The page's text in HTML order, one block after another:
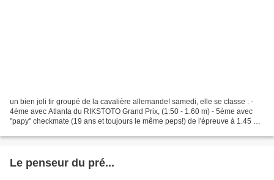
un bien joli tir groupé de la cavalière allemande! samedi, elle se classe : -
4ème avec Atlanta du RIKSTOTO Grand Prix, (1.50 - 1.60 m) - 5ème avec
"papy" checkmate (19 ans et toujours le même peps!) de l'épreuve à 1.45 m
Le penseur du pré...